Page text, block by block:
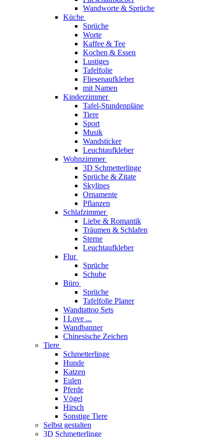
Wandworte & Sprüche
Küche
Sprüche
Worte
Kaffee & Tee
Kochen & Essen
Lustiges
Tafelfolie
Fliesenaufkleber
mit Namen
Kinderzimmer
Tafel-Stundenpläne
Tiere
Sport
Musik
Wandsticker
Leuchtaufkleber
Wohnzimmer
3D Schmetterlinge
Sprüche & Zitate
Skylines
Ornamente
Pflanzen
Schlafzimmer
Liebe & Romantik
Träumen & Schlafen
Sterne
Leuchtaufkleber
Flur
Sprüche
Schuhe
Büro
Sprüche
Tafelfolie Planer
Wandtattoo Sets
I Love ...
Wandbanner
Chinesische Zeichen
Tiere
Schmetterlinge
Hunde
Katzen
Eulen
Pferde
Vögel
Hirsch
Sonstige Tiere
Selbst gestalten
3D Schmetterlinge